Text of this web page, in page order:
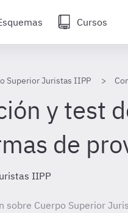
Cursos
Superior Juristas IIPP
y test
de
IIPP
sobre Cuerpo Superior